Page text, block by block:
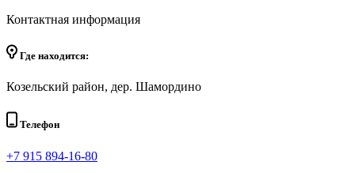
Контактная информация
Где находится:
Козельский район, дер. Шамордино
Телефон
+7 915 894-16-80